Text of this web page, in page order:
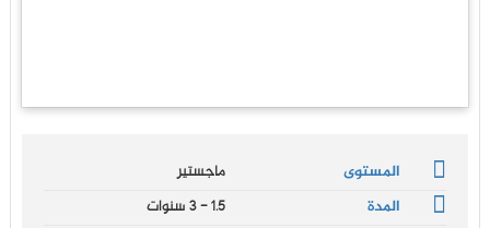
المستوى
ماجستير
المدة
1.5 - 3 سنوات